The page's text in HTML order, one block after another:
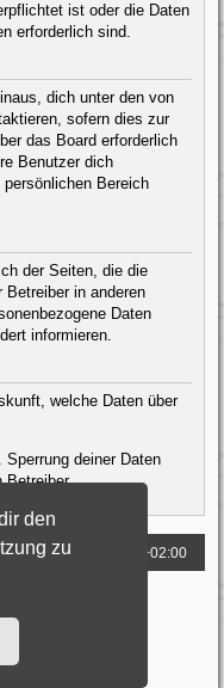
den
zu
ist oder die Daten
erforderlich sind.
dich unter den von
sofern dies zur
das Board erforderlich
Benutzer dich
Bereich
der Seiten, die die
in anderen
Daten
informieren.
welche Daten über
deiner Daten
Betreiber.
Alle Zeiten sind UTC+02:00